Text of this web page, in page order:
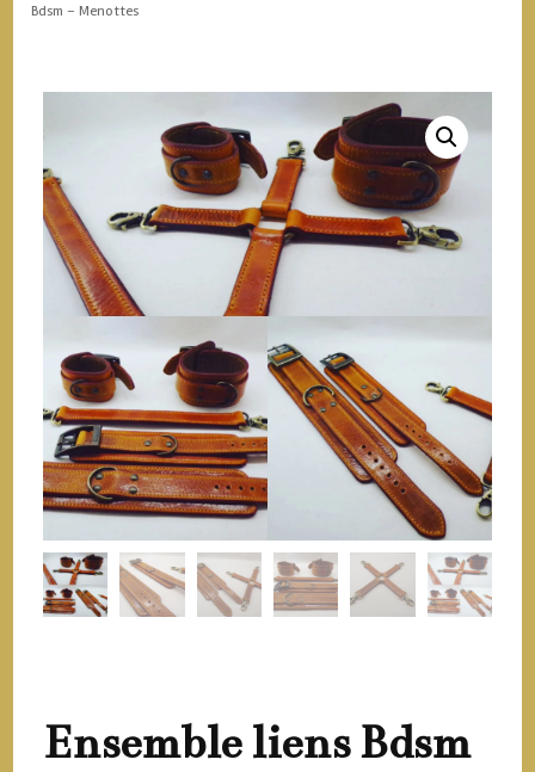
Bdsm – Menottes
Ensemble liens Bdsm